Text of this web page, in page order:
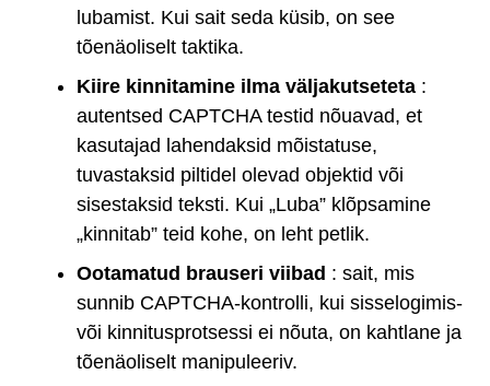
lubamist. Kui sait seda küsib, on see
tõenäoliselt taktika.
Kiire kinnitamine ilma väljakutseteta :
autentsed CAPTCHA testid nõuavad, et
kasutajad lahendaksid mõistatuse,
tuvastaksid piltidel olevad objektid või
sisestaksid teksti. Kui „Luba” klõpsamine
„kinnitab” teid kohe, on leht petlik.
Ootamatud brauseri viibad : sait, mis
sunnib CAPTCHA-kontrolli, kui sisselogimis-
või kinnitusprotsessi ei nõuta, on kahtlane ja
tõenäoliselt manipuleeriv.